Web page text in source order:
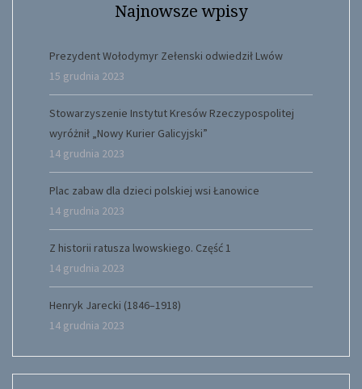
Najnowsze wpisy
Prezydent Wołodymyr Zełenski odwiedził Lwów
15 grudnia 2023
Stowarzyszenie Instytut Kresów Rzeczypospolitej
wyróżnił „Nowy Kurier Galicyjski”
14 grudnia 2023
Plac zabaw dla dzieci polskiej wsi Łanowice
14 grudnia 2023
Z historii ratusza lwowskiego. Część 1
14 grudnia 2023
Henryk Jarecki (1846–1918)
14 grudnia 2023